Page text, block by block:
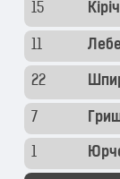
15
11
22
7
1